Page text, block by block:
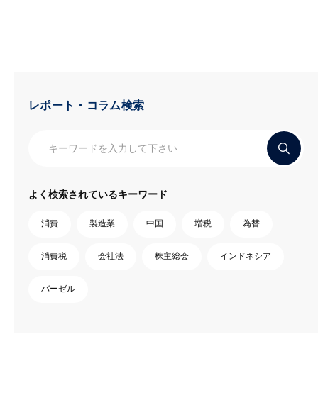
レポート・コラム検索
よく検索されているキーワード
消費 製造業 中国 増税 為替
消費税 会社法 株主総会 インドネシア
バーゼル